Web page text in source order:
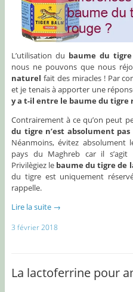
L’utilisation du baume du tigre
nous ne pouvons que nous
naturel fait des miracles ! Par
et je tenais à apporter une
y a t-il entre le baume du tigre
Contrairement à ce qu’on peut
du tigre n’est absolument
Néanmoins, évitez absolument
pays du Maghreb car il
Privilègiez le baume du tigre de
du tigre est uniquement
rappelle.
Lire la suite →
3 février 2018
La lactoferrine pour